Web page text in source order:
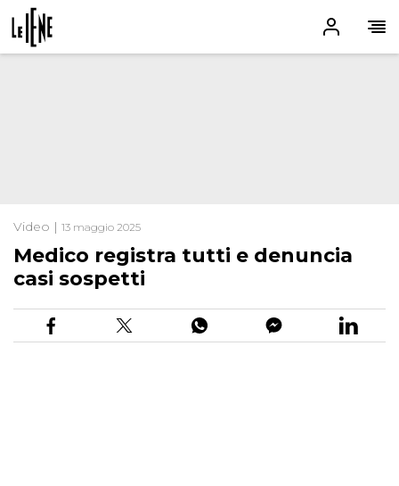
Video | 13 maggio 2025
Medico registra tutti e denuncia
casi sospetti